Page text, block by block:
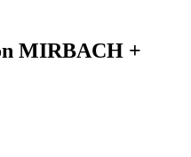
MIRBACH +